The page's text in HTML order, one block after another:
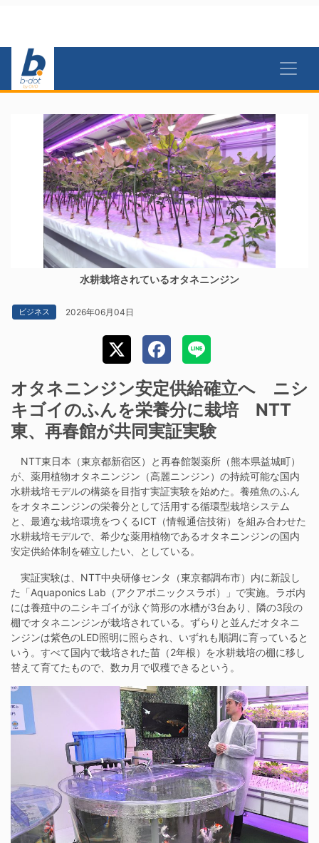
水耕栽培されているオタネニンジン
ビジネス 2026年06月04日
オタネニンジン安定供給確立へ ニシ
キゴイのふんを栄養分に栽培 NTT
東、再春館が共同実証実験
NTT東日本（東京都新宿区）と再春館製薬所（熊本県益城町）
が、薬用植物オタネニンジン（高麗ニンジン）の持続可能な国内
水耕栽培モデルの構築を目指す実証実験を始めた。養殖魚のふん
をオタネニンジンの栄養分として活用する循環型栽培システム
と、最適な栽培環境をつくるICT（情報通信技術）を組み合わせた
水耕栽培モデルで、希少な薬用植物であるオタネニンジンの国内
安定供給体制を確立したい、としている。
実証実験は、NTT中央研修センタ（東京都調布市）内に新設し
た「Aquaponics Lab（アクアポニックスラボ）」で実施。ラボ内
には養殖中のニシキゴイが泳ぐ筒形の水槽が3台あり、隣の3段の
棚でオタネニンジンが栽培されている。ずらりと並んだオタネニ
ンジンは紫色のLED照明に照らされ、いずれも順調に育っていると
いう。すべて国内で栽培された苗（2年根）を水耕栽培の棚に移し
替えて育てたもので、数カ月で収穫できるという。